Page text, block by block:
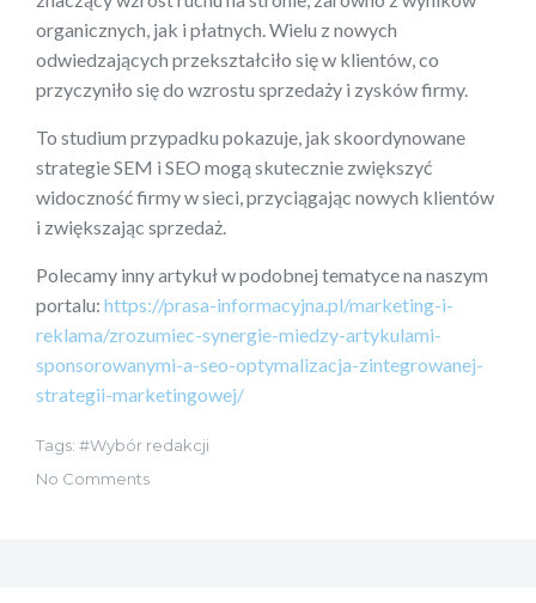
organicznych, jak i płatnych. Wielu z nowych
odwiedzających przekształciło się w klientów, co
przyczyniło się do wzrostu sprzedaży i zysków firmy.
To studium przypadku pokazuje, jak skoordynowane
strategie SEM i SEO mogą skutecznie zwiększyć
widoczność firmy w sieci, przyciągając nowych klientów
i zwiększając sprzedaż.
Polecamy inny artykuł w podobnej tematyce na naszym
portalu: https://prasa-informacyjna.pl/marketing-i-
reklama/zrozumiec-synergie-miedzy-artykulami-
sponsorowanymi-a-seo-optymalizacja-zintegrowanej-
strategii-marketingowej/
Tags:
Wybór redakcji
No Comments